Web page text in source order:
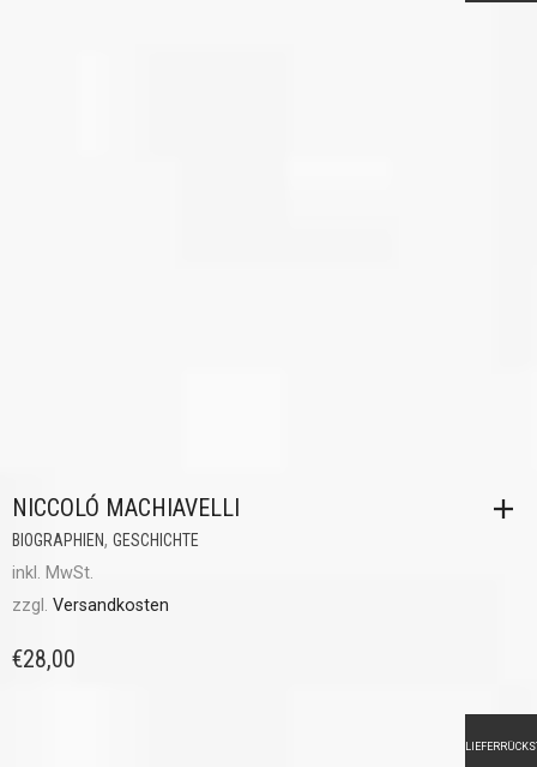
NICCOLÓ MACHIAVELLI
BIOGRAPHIEN, GESCHICHTE
inkl. MwSt.
zzgl. Versandkosten
€28,00